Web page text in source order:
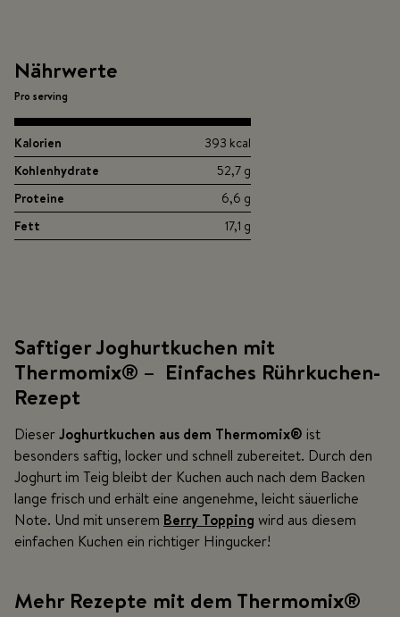
Nährwerte
Pro serving
Kalorien
393 kcal
Kohlenhydrate
52,7 g
Proteine
6,6 g
Fett
17,1 g
Saftiger Joghurtkuchen mit
Thermomix® – Einfaches Rührkuchen-
Rezept
DieserJoghurtkuchen aus dem Thermomix® ist
besonders saftig, locker und schnell zubereitet. Durch den
Joghurt im Teig bleibt der Kuchen auch nach dem Backen
lange frisch und erhält eine angenehme, leicht säuerliche
Note. Und mit unserem Berry Topping wird aus diesem
einfachen Kuchen ein richtiger Hingucker!
Mehr Rezepte mit dem Thermomix®